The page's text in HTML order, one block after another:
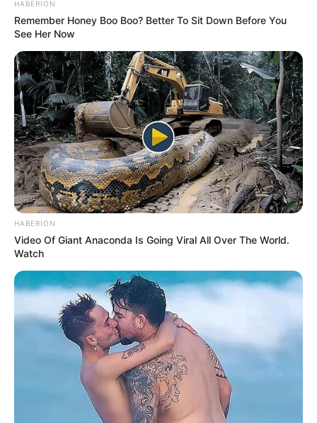
Découvrez pour le fun ou plus sérieusement ce que
les étoiles vous proposent aujourd’hui.
Votre pronostic Quinté du jour
L’accès au site est 100% gratuit, merci de nous
soutenir par un petit clic sur un des boutons.
VOUS ! ON A BESOIN DE SAVOIR ! ✍
HABERION
Remember Honey Boo Boo? Better To Sit Down Before You
See Her Now
HABERION
Video Of Giant Anaconda Is Going Viral All Over The World.
Watch